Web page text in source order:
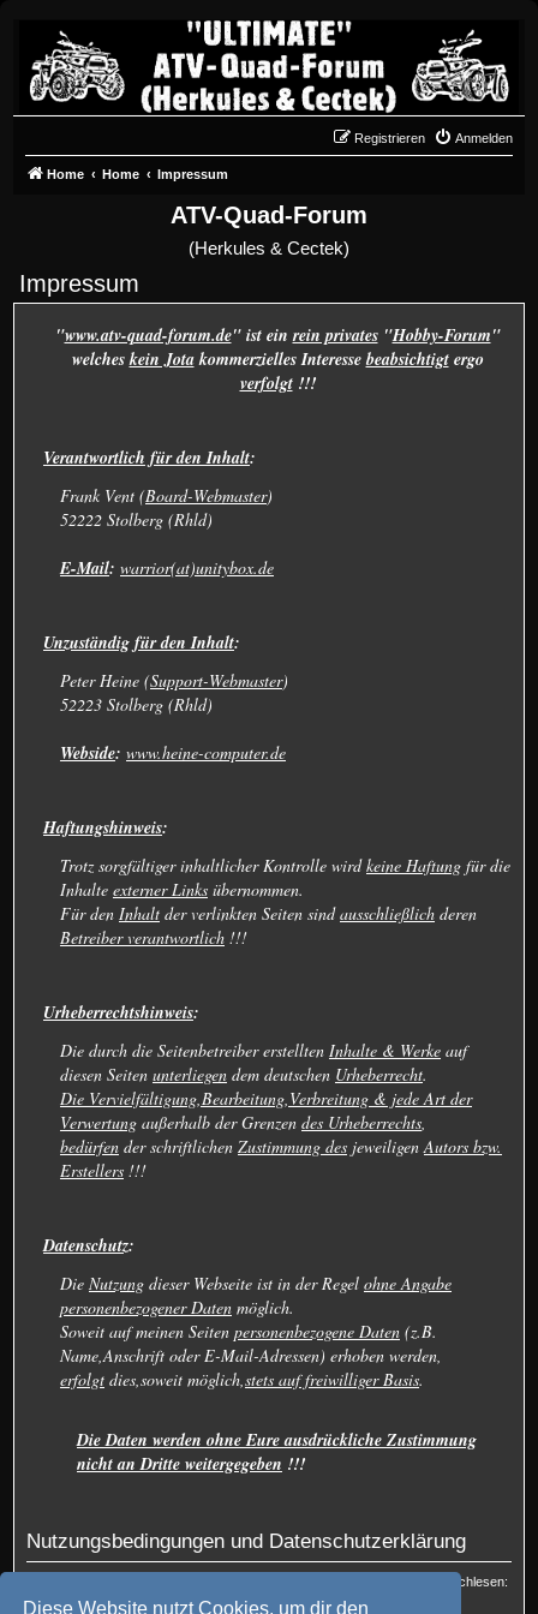
Diese Website nutzt Cookies, um dir den
Anmelden
Registrieren
Home Home Impressum
ATV-Quad-Forum
(Herkules & Cectek)
Impressum
"www.atv-quad-forum.de" ist einrein privates"Hobby-Forum"
welcheskein Jotakommerzielles Interesse beabsichtigtergo
verfolgt!!!
Verantwortlich für den Inhalt:
Frank Vent (Board-Webmaster)
52222 Stolberg (Rhld)
E-Mail: warrior(at)unitybox.de
Unzuständig für den Inhalt:
Peter Heine (Support-Webmaster)
52223 Stolberg (Rhld)
Webside: www.heine-computer.de
Haftungshinweis:
Trotz sorgfältiger inhaltlicher Kontrolle wirdkeine Haftung für die
Inhalte externer Links übernommen.
Für den Inhalt der verlinkten Seiten sindausschließlich deren
Betreiber verantwortlich !!!
Urheberrechtshinweis:
Die durch die Seitenbetreiber erstellten Inhalte & Werke auf
diesen Seiten unterliegen dem deutschen Urheberrecht.
Die Vervielfältigung,Bearbeitung,Verbreitung & jede Art der
Verwertung außerhalb der Grenzen des Urheberrechts
bedürfen der schriftlichen Zustimmung des jeweiligen Autors bzw.
Erstellers !!!
Datenschutz:
Die Nutzung dieser Webseite ist in der Regel ohne Angabe
personenbezogener Daten möglich.
Soweit auf meinen Seiten personenbezogene Daten (z.B.
Name,Anschrift oder E-Mail-Adressen) erhoben werden,
erfolgt dies,soweit möglich, stets auf freiwilliger Basis.
Die Daten werden ohne Eure ausdrückliche Zustimmung
nicht an Dritte weitergegeben !!!
Nutzungsbedingungen und Datenschutzerklärung
Du kannst die Nutzungsbedingungen und die Datenschutzrichtlinie hier nachlesen:
Nutzungsbedingungen
und Datenschutzerklärung